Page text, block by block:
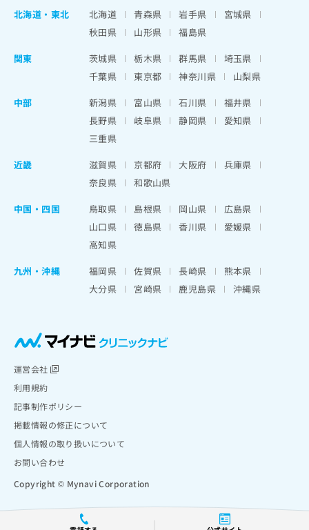
北海道 ・ 東北 北海道 青森県 岩手県
宮城県
秋田県
山形県
福島県
関東
茨城県 栃木県 群馬県
埼玉県
千葉県
東京都 神奈川県
山梨県
中部
新潟県 富山県 石川県
福井県
長野県
岐阜県 静岡県
愛知県
三重県
近畿
滋賀県 京都府 大阪府
兵庫県
奈良県
和歌山県
中国・四国
鳥取県 島根県 岡山県
広島県
山口県
徳島県 香川県
愛媛県
高知県
九州・沖縄
福岡県 佐賀県 長崎県
熊本県
大分県
宮崎県 鹿児島県 沖縄県
運営会社
利用規約
記事制作ポリシー
掲載情報の修正について
個人情報の取り扱いについて
お問い合わせ
Copyright © Mynavi Corporation